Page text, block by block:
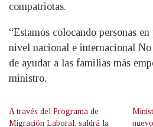
compatriotas.
“Estamos colocando personas
nivel nacional e internacional
de ayudar a las familias más
ministro.
A través del Programa de
Migración Laboral, saldrá la